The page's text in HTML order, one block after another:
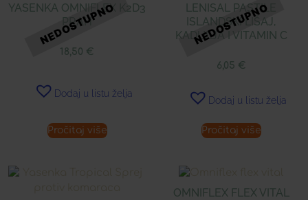
YASENKA OMNIFLEX K2D3
PRAH
18,50 €
Dodaj u listu želja
Pročitaj više
LENISAL PASTILE
ISLANDSKI LIŠAJ,
KADULJA I VITAMIN C
6,05 €
Dodaj u listu želja
Pročitaj više
OMNIFLEX FLEX VITAL